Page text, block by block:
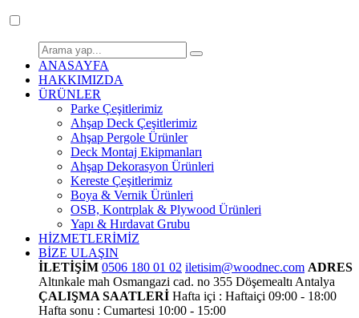
ANASAYFA
HAKKIMIZDA
ÜRÜNLER
Parke Çeşitlerimiz
Ahşap Deck Çeşitlerimiz
Ahşap Pergole Ürünler
Deck Montaj Ekipmanları
Ahşap Dekorasyon Ürünleri
Kereste Çeşitlerimiz
Boya & Vernik Ürünleri
OSB, Kontrplak & Plywood Ürünleri
Yapı & Hırdavat Grubu
HİZMETLERİMİZ
BİZE ULAŞIN
İLETİŞİM 0506 180 01 02 iletisim@woodnec.com ADRES
Altınkale mah Osmangazi cad. no 355 Döşemealtı Antalya
ÇALIŞMA SAATLERİ Hafta içi : Haftaiçi 09:00 - 18:00
Hafta sonu : Cumartesi 10:00 - 15:00